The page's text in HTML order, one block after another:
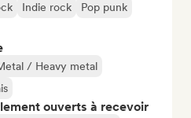
Indie rock
Pop punk
/ Heavy metal
ouverts à recevoir